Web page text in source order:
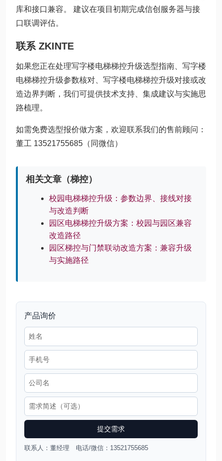
库和接口兼容。 建议在项目初期完成信创服务器与接
口联调评估。
联系 ZKINTE
如果您正在处理写字楼电梯梯控升级选型指南、写字楼
电梯梯控升级参数核对、写字楼电梯梯控升级对接或改
造边界判断，我们可提供技术支持、集成建议与实施思
路梳理。
如需免费选型报价做方案，欢迎联系我们的售前顾问：
董工 13521755685（同微信）
相关文章（梯控）
校园电梯梯控升级：参数边界、接线对接
与改造判断
园区电梯梯控升级方案：校园与园区兼容
改造路径
园区梯控与门禁联动改造方案：兼容升级
与实施路径
产品询价
提交需求
联系人：董经理 电话/微信：13521755685